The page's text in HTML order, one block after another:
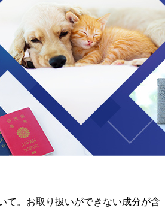
て。お取り扱いができない成分が含